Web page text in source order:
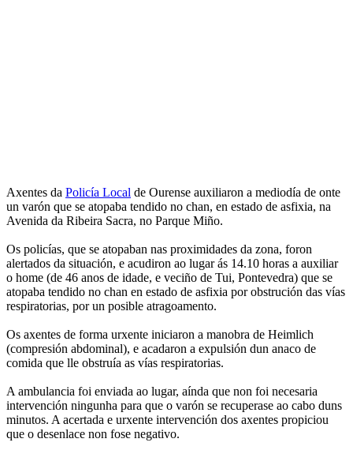
Axentes da Policía Local de Ourense auxiliaron a mediodía de onte
un varón que se atopaba tendido no chan, en estado de asfixia, na
Avenida da Ribeira Sacra, no Parque Miño.
Os policías, que se atopaban nas proximidades da zona, foron
alertados da situación, e acudiron ao lugar ás 14.10 horas a auxiliar
o home (de 46 anos de idade, e veciño de Tui, Pontevedra) que se
atopaba tendido no chan en estado de asfixia por obstrución das vías
respiratorias, por un posible atragoamento.
Os axentes de forma urxente iniciaron a manobra de Heimlich
(compresión abdominal), e acadaron a expulsión dun anaco de
comida que lle obstruía as vías respiratorias.
A ambulancia foi enviada ao lugar, aínda que non foi necesaria
intervención ningunha para que o varón se recuperase ao cabo duns
minutos. A acertada e urxente intervención dos axentes propiciou
que o desenlace non fose negativo.